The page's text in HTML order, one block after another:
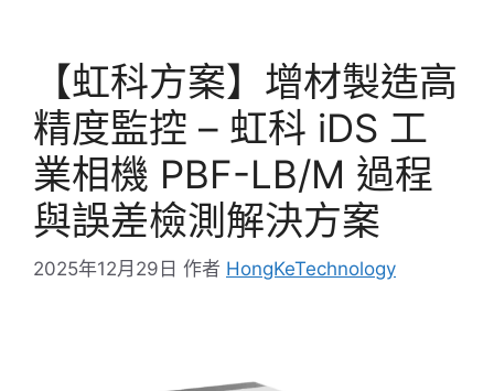
【虹科方案】增材製造高
精度監控 – 虹科 iDS 工
業相機 PBF-LB/M 過程
與誤差檢測解決方案
2025年12月29日 作者 HongKeTechnology